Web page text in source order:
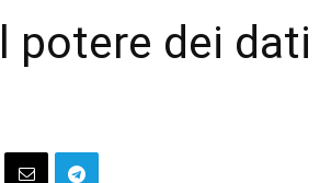
potere dei dati